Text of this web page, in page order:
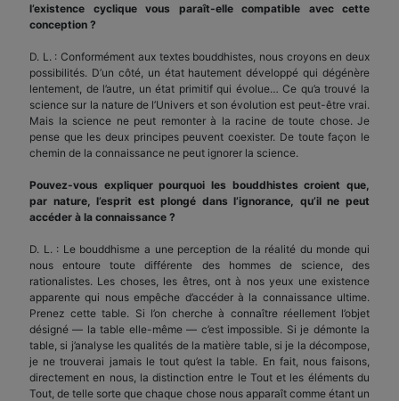
l’existence cyclique vous paraît-elle compatible avec cette
conception ?
D. L. : Conformément aux textes bouddhistes, nous croyons en deux
possibilités. D’un côté, un état hautement développé qui dégénère
lentement, de l’autre, un état primitif qui évolue… Ce qu’a trouvé la
science sur la nature de l’Univers et son évolution est peut-être vrai.
Mais la science ne peut remonter à la racine de toute chose. Je
pense que les deux principes peuvent coexister. De toute façon le
chemin de la connaissance ne peut ignorer la science.
Pouvez-vous expliquer pourquoi les bouddhistes croient que,
par nature, l’esprit est plongé dans l’ignorance, qu’il ne peut
accéder à la connaissance ?
D. L. : Le bouddhisme a une perception de la réalité du monde qui
nous entoure toute différente des hommes de science, des
rationalistes. Les choses, les êtres, ont à nos yeux une existence
apparente qui nous empêche d’accéder à la connaissance ultime.
Prenez cette table. Si l’on cherche à connaître réellement l’objet
désigné — la table elle-même — c’est impossible. Si je démonte la
table, si j’analyse les qualités de la matière table, si je la décompose,
je ne trouverai jamais le tout qu’est la table. En fait, nous faisons,
directement en nous, la distinction entre le Tout et les éléments du
Tout, de telle sorte que chaque chose nous apparaît comme étant un